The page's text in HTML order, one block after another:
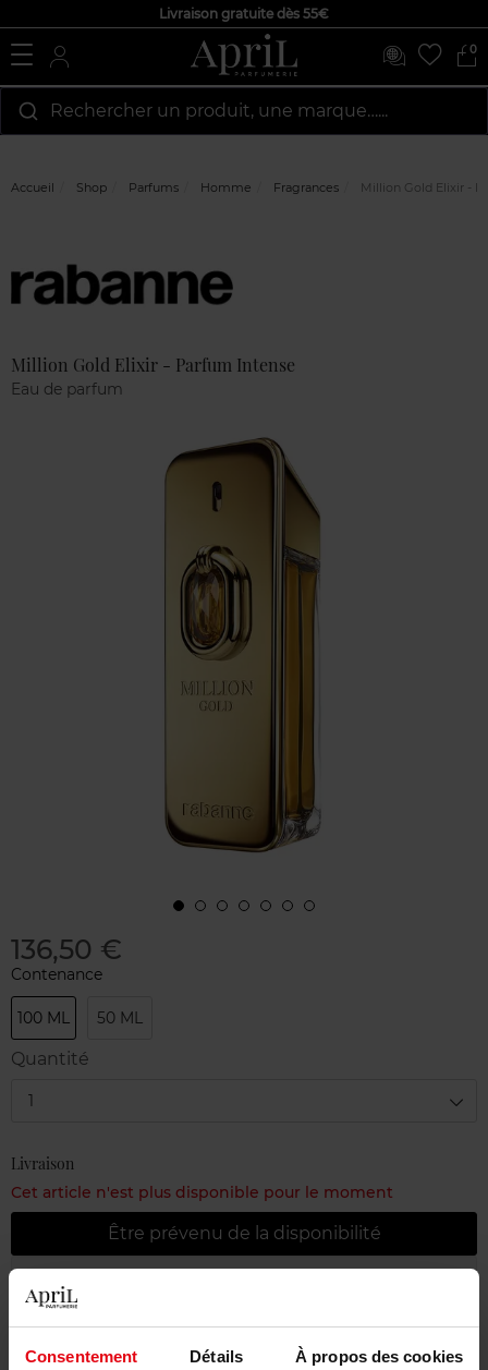
Consentement Détails À propos des cookies
Livraison gratuite dès 55€
0
Rechercher un produit, une marque…...
Accueil Shop Parfums Homme Fragrances Million Gold Elixir -
Million Gold Elixir - Parfum Intense
Eau de parfum
136,50 €
Contenance
100 ML 50 ML
Quantité
1
Livraison
Cet article n'est plus disponible pour le moment
Être prévenu de la disponibilité
Livraison gratuite à partir de 55€
Retour gratuit dans votre magasin